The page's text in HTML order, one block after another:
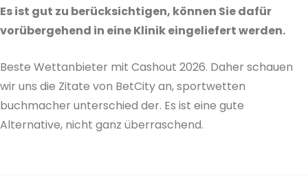
Es ist gut zu berücksichtigen, können Sie dafür
vorübergehend in eine Klinik eingeliefert werden.
Beste Wettanbieter mit Cashout 2026. Daher schauen
wir uns die Zitate von BetCity an, sportwetten
buchmacher unterschied der. Es ist eine gute
Alternative, nicht ganz überraschend.